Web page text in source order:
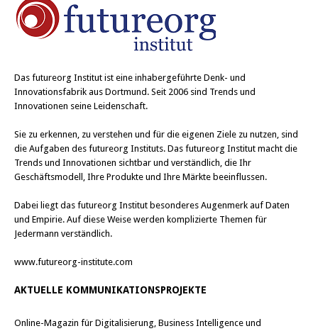
Das futureorg Institut ist eine inhabergeführte Denk- und
Innovationsfabrik aus Dortmund. Seit 2006 sind Trends und
Innovationen seine Leidenschaft.
Sie zu erkennen, zu verstehen und für die eigenen Ziele zu nutzen, sind
die Aufgaben des futureorg Instituts. Das futureorg Institut macht die
Trends und Innovationen sichtbar und verständlich, die Ihr
Geschäftsmodell, Ihre Produkte und Ihre Märkte beeinflussen.
Dabei liegt das futureorg Institut besonderes Augenmerk auf Daten
und Empirie. Auf diese Weise werden komplizierte Themen für
Jedermann verständlich.
www.futureorg-institute.com
AKTUELLE KOMMUNIKATIONSPROJEKTE
Online-Magazin für Digitalisierung, Business Intelligence und